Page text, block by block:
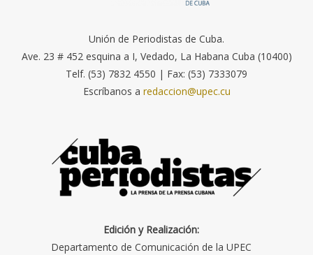
Unión de Periodistas de Cuba.
Ave. 23 # 452 esquina a I, Vedado, La Habana Cuba (10400)
Telf. (53) 7832 4550 | Fax: (53) 7333079
Escríbanos a redaccion@upec.cu
Edición y Realización:
Departamento de Comunicación de la UPEC